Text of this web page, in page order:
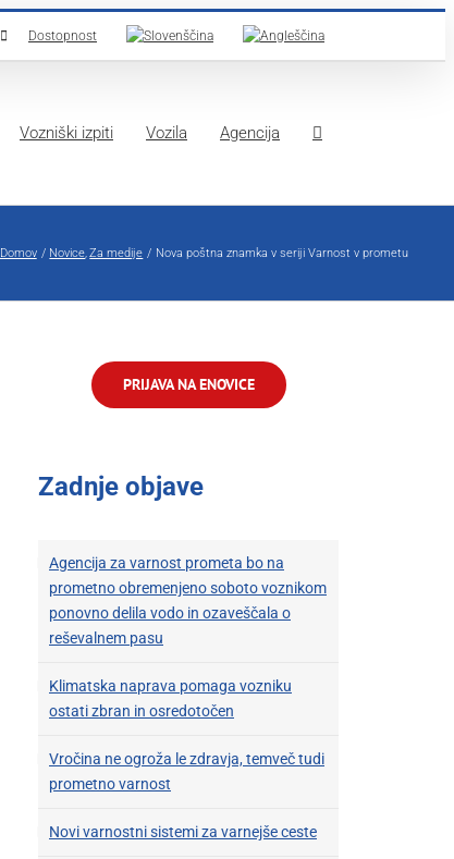
Dostopnost
Vozniški izpiti Vozila Agencija
Domov Novice Za medije Nova poštna znamka v seriji Varnost v prometu
PRIJAVA NA ENOVICE
Zadnje objave
Agencija za varnost prometa bo na
prometno obremenjeno soboto voznikom
ponovno delila vodo in ozaveščala o
reševalnem pasu
Klimatska naprava pomaga vozniku
ostati zbran in osredotočen
Vročina ne ogroža le zdravja, temveč tudi
prometno varnost
Novi varnostni sistemi za varnejše ceste